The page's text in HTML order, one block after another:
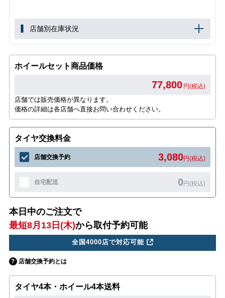
店舗別在庫状況
ホイールセット商品価格
77,800 円(税込)
店舗では販売価格が異なります。
価格の詳細は各店舗へ直接お問い合わせください。
タイヤ交換料金
店舗交換予約 3,080円(税込)
自宅配送 0円(税込)
本日中のご注文で
最短8月13日(木)から取付予約可能
全国4000店で対応可能
店舗交換予約とは
タイヤ4本・ホイール4本送料